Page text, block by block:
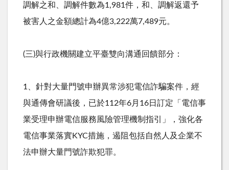
調解之和、調解件數為1,981件，和、調解返還予
被害人之金額總計為4億3,222萬7,489元。
(三)與行政機關建立平臺雙向溝通回饋部分：
1、針對大量門號申辦異常涉犯電信詐騙案件，經
與通傳會研議後，已於112年6月 16日訂定「電信事
業受理申辦電信服務風險管理機制指引」，強化各
電信事業落實KYC措施，遏阻包括自然人及企業不
法申辦大量門號詐欺犯罪。